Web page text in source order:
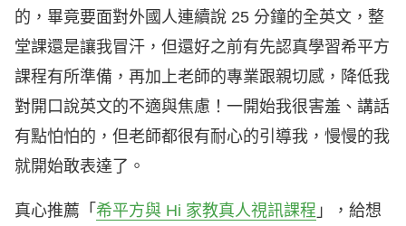
的，畢竟要面對外國人連續說 25 分鐘的全英文，整
堂課還是讓我冒汗，但還好之前有先認真學習希平方
課程有所準備，再加上老師的專業跟親切感，降低我
對開口說英文的不適與焦慮！一開始我很害羞、講話
有點怕怕的，但老師都很有耐心的引導我，慢慢的我
就開始敢表達了。
真心推薦「 希平方與 Hi 家教真人視訊課程 」，給想